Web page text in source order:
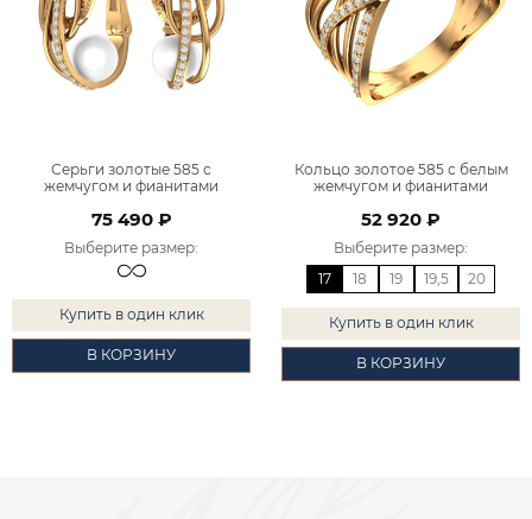
Серьги золотые 585 с
жемчугом и фианитами
75 490 ₽
Выберите размер:
Купить в один клик
В КОРЗИНУ
Кольцо золотое 585 с белым
жемчугом и фианитами
52 920 ₽
Выберите размер:
17
18 19 19,5 20
Купить в один клик
В КОРЗИНУ